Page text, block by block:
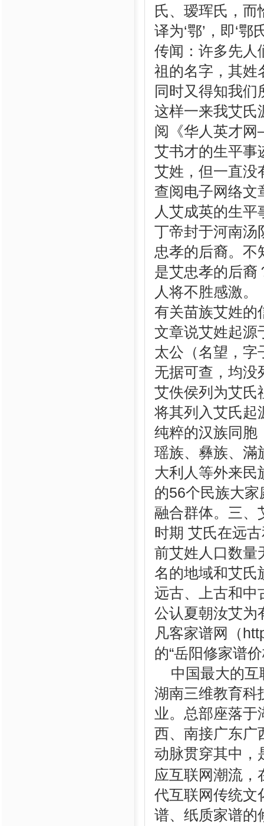
氏、瑷珲氏，而
译为‘鄂’，即‘
传闻：许多先人
祖的名字，其姓
同时又得知我
这样一来我艾氏
阅《华人英才
艾书才的生平事
艾姓，但一直没
查阅电子网络文
人艾成英的生
丁帝封于河南汤
忠孝的后裔。不
是艾忠孝的后裔
人将不胜感激
有关苗族艾姓
文章说艾姓起源
太公（名望，字
无据可查，均没
艾佚侯列为艾氏
将其列入艾氏
纯粹的汉族同胞
瑶族、彝族、滿
大利人等外来民
的56个民族大
融合群体。三、
时期 艾氏在远
前艾姓人口数量
名的地域和艾氏
远古、上古和中
公认夏朝汝艾为
凡客家谱网（
的“岳阳修家谱
中国最大的互
湖南三维教育科
业。总部座落于
西、南接广东广
动脉贯穿其中，
应互联网潮流，
代互联网传统文
谱、纸质家谱的